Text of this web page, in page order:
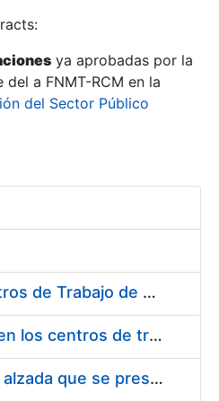
ya aprobadas por la
a FNMT-RCM en la
del Sector Público
Suministro de Protectores Auditivos a medida para las personas trabajadoras de los Centros de Trabajo de Madrid y Burgos
Suministro de gafas graduadas antiproyecciones para los trabajadores de la FNMT-RCM en los centros de trabajo de Madrid y Burgos
Servicios de una empresa externa para el asesoramiento y resolución de los recursos de alzada que se presentan relacionados con procesos de selección para la FNMT-RCM